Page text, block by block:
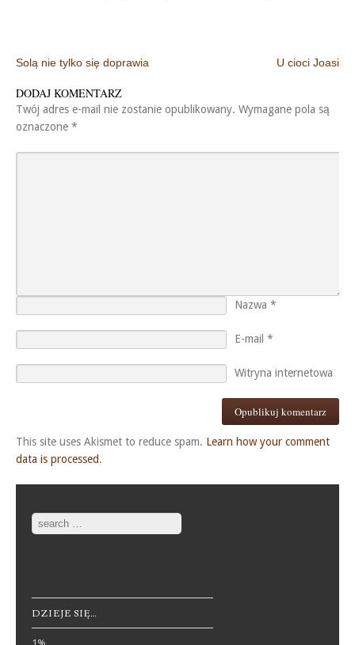
Post navigation
Solą nie tylko się doprawia U cioci Joasi
DODAJ KOMENTARZ
Twój adres e-mail nie zostanie opublikowany. Wymagane pola są
oznaczone *
Nazwa *
E-mail *
Witryna internetowa
This site uses Akismet to reduce spam. Learn how your comment
data is processed.
Search
DZIEJE SIĘ…